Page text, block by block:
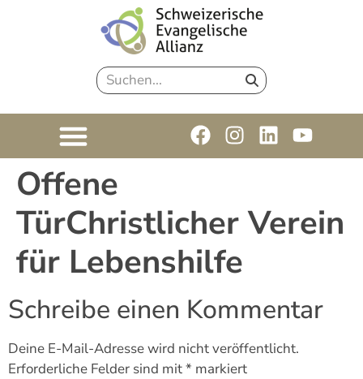
Offene
TürChristlicher Verein
für Lebenshilfe
Schreibe einen Kommentar
Deine E-Mail-Adresse wird nicht veröffentlicht.
Erforderliche Felder sind mit* markiert